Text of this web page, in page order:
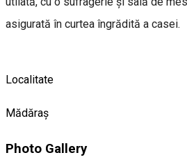
asigurată în curtea îngrădită a casei.
Localitate
Mădăraș
Photo Gallery